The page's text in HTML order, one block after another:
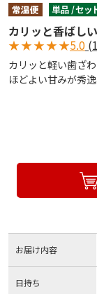
カリッと香ばし
★★★★★5.0
カリッと軽い歯ざわ
ほどよい甘みが秀逸
お届け内容
日持ち